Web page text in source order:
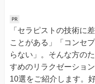
「セラピストの技術に
ことがある」「コンセ
らない」。そんな方の
すめのリラクゼーショ
10選をご紹介します。